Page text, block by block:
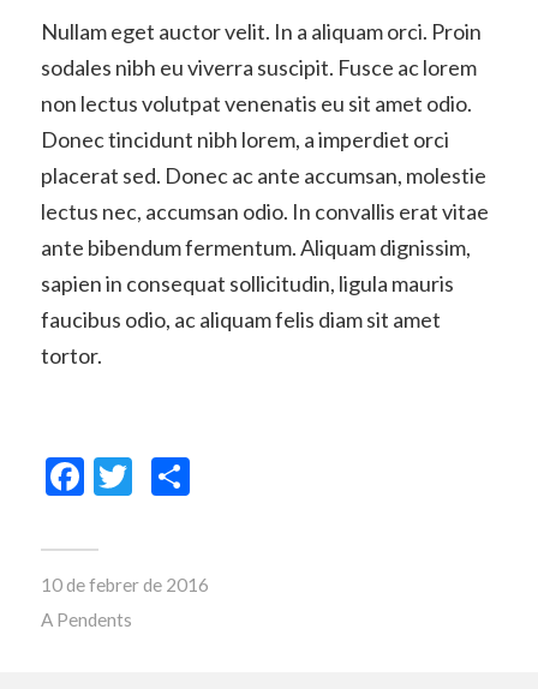
Nullam eget auctor velit. In a aliquam orci. Proin
sodales nibh eu viverra suscipit. Fusce ac lorem
non lectus volutpat venenatis eu sit amet odio.
Donec tincidunt nibh lorem, a imperdiet orci
placerat sed. Donec ac ante accumsan, molestie
lectus nec, accumsan odio. In convallis erat vitae
ante bibendum fermentum. Aliquam dignissim,
sapien in consequat sollicitudin, ligula mauris
faucibus odio, ac aliquam felis diam sit amet
tortor.
Facebook
TwitterComparteix
10 de febrer de 2016
A Pendents